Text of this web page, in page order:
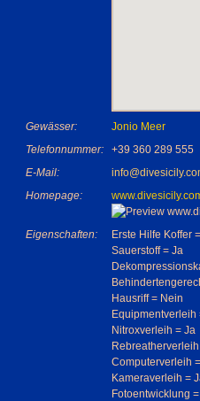
Gewässer:
Jonio Meer
Telefonnummer:
+39 360 289 555
E-Mail:
Homepage:
Eigenschaften:
Erste Hilfe Koffer
Sauerstoff = Ja
Hausriff = Nein
Equipmentverleih
Nitroxverleih = Ja
Computerverleih
Kameraverleih =
Fotoentwicklung